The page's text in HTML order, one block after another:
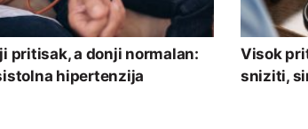
pritisak, a donji normalan:
hipertenzija
Visok
sniziti,